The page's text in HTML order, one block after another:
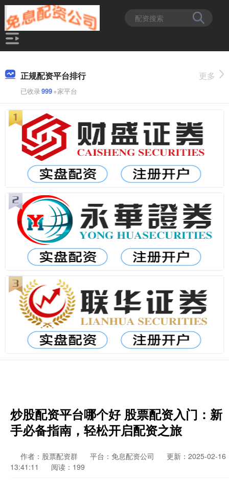
正规配资平台排行
已收录999+家平台
更多
炒股配资平台哪个好 股票配资入门：新
手必备指南，轻松开启配资之旅
作者：股票配资群 平台：免息配资公司
更新：2025-02-16
13:41:11
阅读：199